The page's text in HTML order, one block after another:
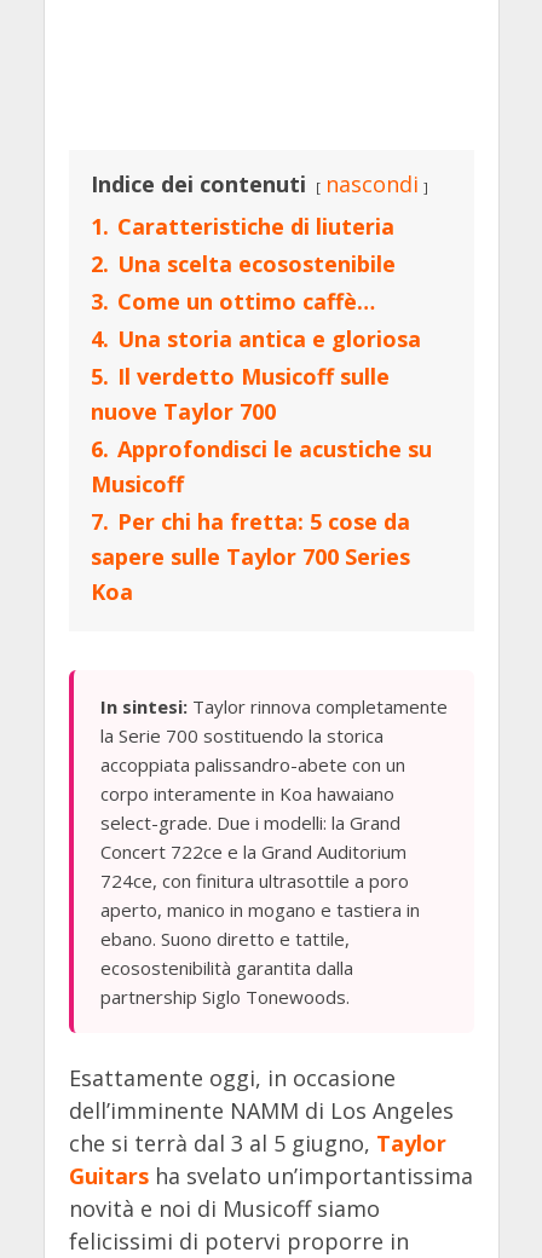
Indice dei contenuti
nascondi
1. Caratteristiche di liuteria
2. Una scelta ecosostenibile
3. Come un ottimo caffè…
4. Una storia antica e gloriosa
5. Il verdetto Musicoff sulle
nuove Taylor 700
6. Approfondisci le acustiche su
Musicoff
7. Per chi ha fretta: 5 cose da
sapere sulle Taylor 700 Series
Koa
In sintesi:Taylor rinnova completamente
la Serie 700 sostituendo la storica
accoppiata palissandro-abete con un
corpo interamente in Koa hawaiano
select-grade. Due i modelli: la Grand
Concert 722ce e la Grand Auditorium
724ce, con finitura ultrasottile a poro
aperto, manico in mogano e tastiera in
ebano. Suono diretto e tattile,
ecosostenibilità garantita dalla
partnership Siglo Tonewoods.
Esattamente oggi, in occasione
dell’imminente NAMM di Los Angeles
che si terrà dal 3 al 5 giugno, Taylor
Guitarsha svelato un’importantissima
novità e noi di Musicoff siamo
felicissimi di potervi proporre in